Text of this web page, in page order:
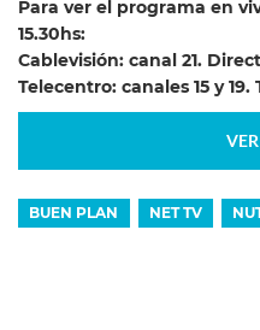
Para ver el programa en
15.30hs:
Cablevisión: canal 21.
Telecentro: canales 15 y
BUEN PLAN NET TV